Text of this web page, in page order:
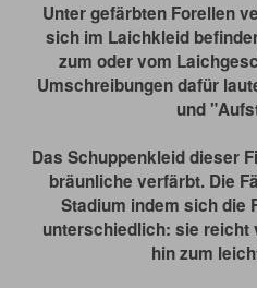
Unter gefärbten Forellen
sich im Laichkleid
zum oder vom
Umschreibungen dafür
und
Das Schuppenkleid dieser
bräunliche verfärbt. Die
Stadium indem sich die
unterschiedlich: sie reicht
hin zum